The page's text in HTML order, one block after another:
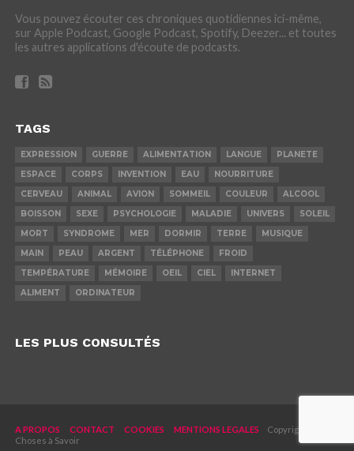
Vous pouvez écouter ces chroniques quotidiennes ici-même,
sur Apple Podcast, Google Podcast, Spotify, Deezer... et toutes
les autres applications d'écoute de podcasts.
TAGS
EXPRESSION GUERRE ALIMENTATION LANGUE
PLANETE
ESPACE
CORPS INVENTION EAU
NOURRITURE
CERVEAU
ANIMAL AVION SOMMEIL COULEUR
ALCOOL
BOISSON
SEXE PSYCHOLOGIE MALADIE UNIVERS
SOLEIL
MORT
SYNDROME MER DORMIR TERRE
MUSIQUE
MAIN
PEAU ARGENT TÉLÉPHONE
FROID
TEMPÉRATURE
MÉMOIRE OEIL CIEL
INTERNET
ALIMENT
ORDINATEUR
LES PLUS CONSULTÉS
A PROPOS CONTACT COOKIES MENTIONS LEGALES Copyright © 2019
Choses à Savoir